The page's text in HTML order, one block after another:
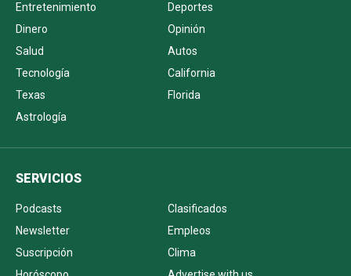
Entretenimiento
Deportes
Dinero
Opinión
Salud
Autos
Tecnología
California
Texas
Florida
Astrología
SERVICIOS
Podcasts
Clasificados
Newsletter
Empleos
Suscripción
Clima